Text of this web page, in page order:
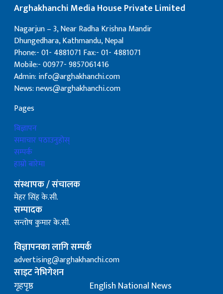
Arghakhanchi Media House Private Limited
Nagarjun – 3, Near Radha Krishna Mandir
Dhungedhara, Kathmandu, Nepal
Phone:- 01- 4881071 Fax:- 01- 4881071
Mobile:- 00977- 9857061416
Admin: info@arghakhanchi.com
News: news@arghakhanchi.com
Pages
बिज्ञापन
समाचार पठाउनुहोस्
सम्पर्क
हाम्रो बारेमा
संस्थापक / संचालक
मेहर सिंह के.सी.
सम्पादक
सन्तोष कुमार के.सी.
विज्ञापनका लागि सम्पर्क
advertising@arghakhanchi.com
साइट नेभिगेशन
गृहपृष्ठ
English National News